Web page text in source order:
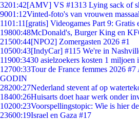
3201:42[AMV] VS #1313 Lying sack of
9001:12Vinted-foto's van vrouwen
1101:11 [gratis] Videogames Part 9: Gratis
19800:48McDonald's, Burger King en
21500:44[NPO2] Zomergasten 2026 #1
10500:43[IndyCar] #115 We're in
11900:3430 asielzoekers kosten 1 miljoen
12700:33Tour de France femmes 2026
GODIN
28200:27Nederland stevent af op
18400:26Huisarts doet haar werk onder
10200:23Voorspellingstopic: Wie is hier
23600:19Israel en Gaza #17